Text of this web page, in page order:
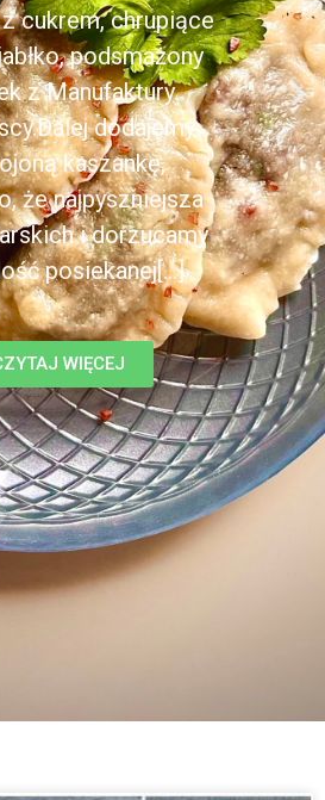
cukrem, chrupiące
podsmażony
z Manufaktury
dodajemy
kaszankę,
że najpyszniejsza
i dorzucamy
posiekanej[...]
WIĘCEJ